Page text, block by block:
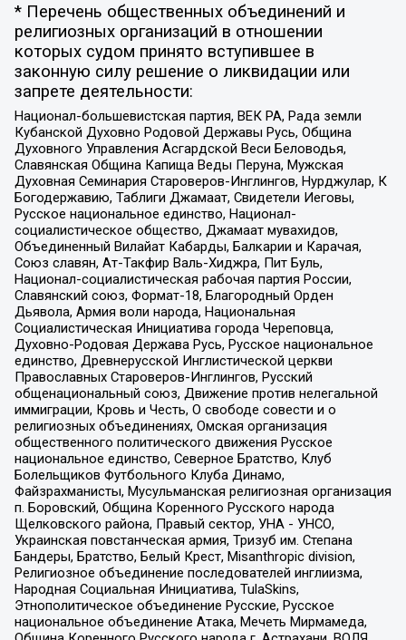
* Перечень общественных объединений и
религиозных организаций в отношении
которых судом принято вступившее в
законную силу решение о ликвидации или
запрете деятельности:
Национал-большевистская партия, ВЕК РА, Рада земли
Кубанской Духовно Родовой Державы Русь, Община
Духовного Управления Асгардской Веси Беловодья,
Славянская Община Капища Веды Перуна, Мужская
Духовная Семинария Староверов-Инглингов, Нурджулар, К
Богодержавию, Таблиги Джамаат, Свидетели Иеговы,
Русское национальное единство, Национал-
социалистическое общество, Джамаат мувахидов,
Объединенный Вилайат Кабарды, Балкарии и Карачая,
Союз славян, Ат-Такфир Валь-Хиджра, Пит Буль,
Национал-социалистическая рабочая партия России,
Славянский союз, Формат-18, Благородный Орден
Дьявола, Армия воли народа, Национальная
Социалистическая Инициатива города Череповца,
Духовно-Родовая Держава Русь, Русское национальное
единство, Древнерусской Инглистической церкви
Православных Староверов-Инглингов, Русский
общенациональный союз, Движение против нелегальной
иммиграции, Кровь и Честь, О свободе совести и о
религиозных объединениях, Омская организация
общественного политического движения Русское
национальное единство, Северное Братство, Клуб
Болельщиков Футбольного Клуба Динамо,
Файзрахманисты, Мусульманская религиозная организация
п. Боровский, Община Коренного Русского народа
Щелковского района, Правый сектор, УНА - УНСО,
Украинская повстанческая армия, Тризуб им. Степана
Бандеры, Братство, Белый Крест, Misanthropic division,
Религиозное объединение последователей инглиизма,
Народная Социальная Инициатива, TulaSkins,
Этнополитическое объединение Русские, Русское
национальное объединение Атака, Мечеть Мирмамеда,